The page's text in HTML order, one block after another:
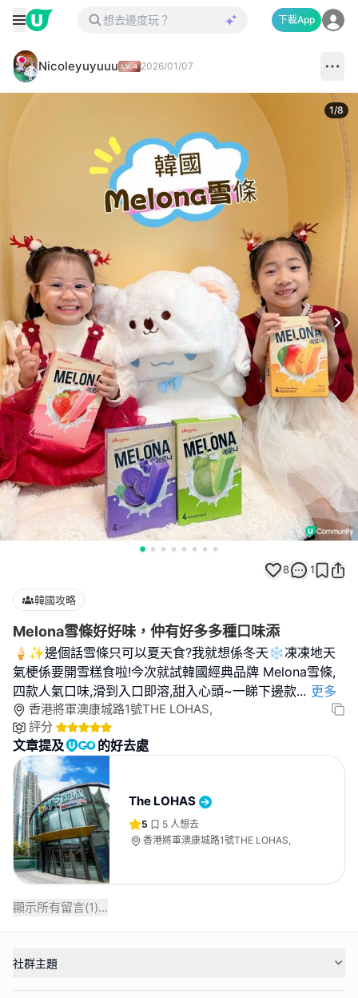
下載App
Nicoleyuyuuu 2026/01/07
1/8
8 1
韓國攻略
Melona雪條好好味，仲有好多多種口味添
🍦✨邊個話雪條只可以夏天食?我就想係冬天❄️凍凍地天
氣梗係要開雪糕食啦!今次就試韓國經典品牌 Melona雪條,
四款人氣口味,滑到入口即溶,甜入心頭~一睇下邊款... 更多
香港將軍澳康城路1號THE LOHAS,
評分
文章提及 的好去處
The LOHAS
5 5 人想去
香港將軍澳康城路1號THE LOHAS,
顯示所有留言(1)...
社群主題